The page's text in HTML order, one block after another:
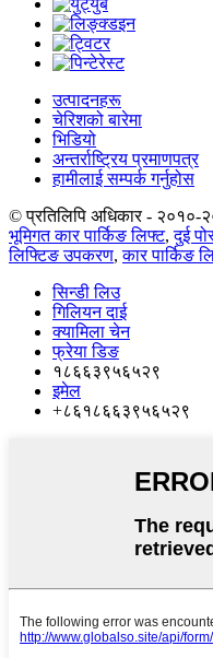
उत्पादनहरू
चेरिशको बारेमा
भिडियो
अन्तर्राष्ट्रिय प्रमाणपत्र
हामीलाई सम्पर्क गर्नुहोस
© प्रतिलिपि अधिकार - २०१०-
भूमिगत कार पार्किङ लिफ्ट,दुई
लिफ्टिङ उपकरण,कार पार्किङ
सिन्डी लिउ
गिलियन दाई
क्यामिला चेन
फ्रेया डिङ
१८६६३९५६५२९
इमेल
+८६१८६६३९५६५२९